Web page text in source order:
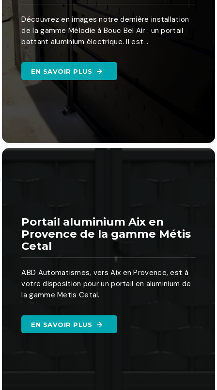
Découvrez en images notre dernière installation
de la gamme Mélodie à Bouc Bel Air : un portail
battant aluminium électrique. Il est...
EN SAVOIR PLUS
Portail aluminium Aix en
Provence de la gamme Métis
Cetal
ABD Automatismes, vers Aix en Provence, est à
votre disposition pour un portail en aluminium de
la gamme Metis Cetal.
EN SAVOIR PLUS